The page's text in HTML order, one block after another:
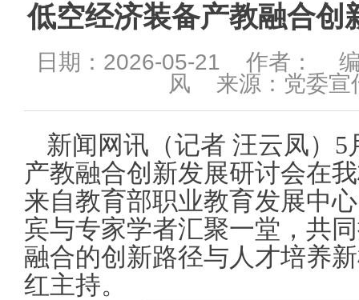
低空经济装备产教融合创
日期：2026-05-21 作者：
风 来源：党委
新闻网讯（记者 汪云凤）
产教融合创新发展研讨会在
来自教育部职业教育发展中
宾与专家学者汇聚一堂，共
融合的创新路径与人才培养
红主持。